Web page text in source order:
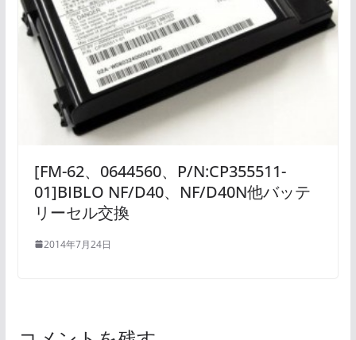
[FM-62、0644560、P/N:CP355511-
01]BIBLO NF/D40、NF/D40N他バッテ
リーセル交換
2014年7月24日